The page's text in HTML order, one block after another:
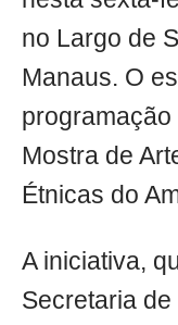
no Largo de
Manaus. O
programação
Mostra de
Étnicas do
A iniciativa,
Secretaria